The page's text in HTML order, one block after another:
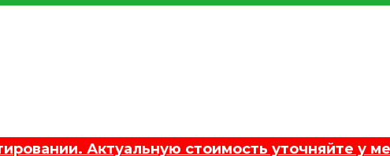
Актуальную стоимость уточняйте у